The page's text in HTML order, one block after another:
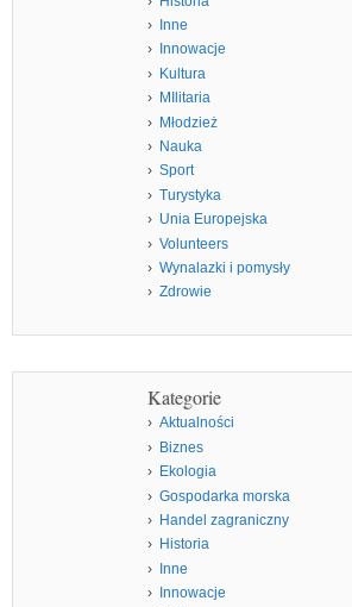
Inne
Innowacje
Kultura
MIlitaria
Młodzież
Nauka
Sport
Turystyka
Unia Europejska
Volunteers
Wynalazki i pomysły
Zdrowie
Kategorie
Aktualności
Biznes
Ekologia
Gospodarka morska
Handel zagraniczny
Historia
Inne
Innowacje